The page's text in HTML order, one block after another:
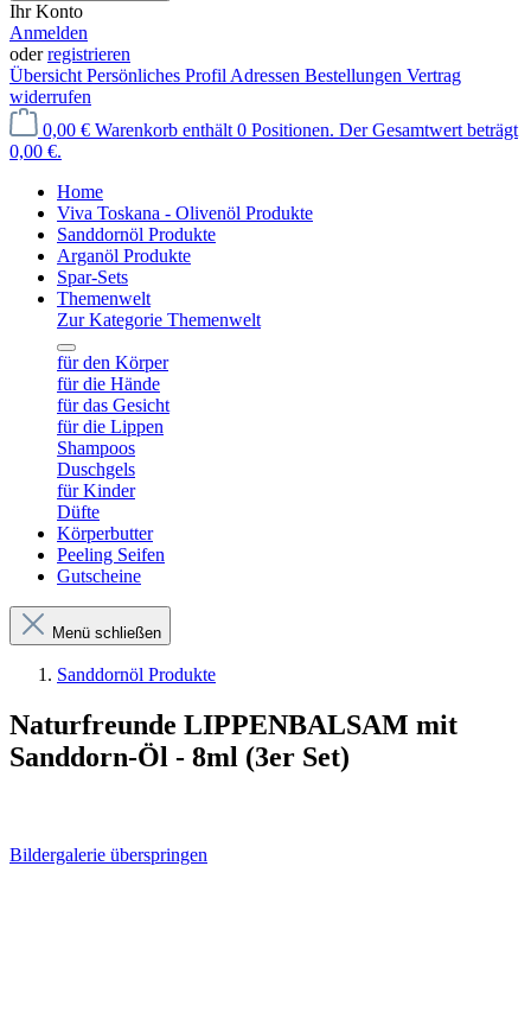
Ihr Konto
Anmelden
oderregistrieren
Übersicht Persönliches Profil Adressen Bestellungen Vertrag
widerrufen
0,00 € Warenkorb enthält 0 Positionen. Der Gesamtwert beträgt
0,00 €.
Home
Viva Toskana - Olivenöl Produkte
Sanddornöl Produkte
Arganöl Produkte
Spar-Sets
Themenwelt
Zur Kategorie Themenwelt
für den Körper
für die Hände
für das Gesicht
für die Lippen
Shampoos
Duschgels
für Kinder
Düfte
Körperbutter
Peeling Seifen
Gutscheine
Menü schließen
Sanddornöl Produkte
Naturfreunde LIPPENBALSAM mit
Sanddorn-Öl - 8ml (3er Set)
Bildergalerie überspringen